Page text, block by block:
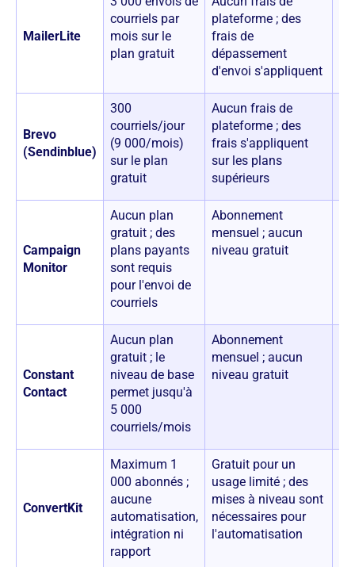
MailerLite
courriels par
mois sur le
plan gratuit
plateforme ; des
frais de
dépassement
d'envoi s'appliquent
Brevo
(Sendinblue)
300
courriels/jour
(9 000/mois)
sur le plan
gratuit
Aucun frais de
plateforme ; des
frais s'appliquent
sur les plans
supérieurs
Campaign
Monitor
Aucun plan
gratuit ; des
plans payants
sont requis
pour l'envoi de
courriels
Abonnement
mensuel ; aucun
niveau gratuit
Constant
Contact
Aucun plan
gratuit ; le
niveau de base
permet jusqu'à
5 000
courriels/mois
Abonnement
mensuel ; aucun
niveau gratuit
ConvertKit
Maximum 1
000 abonnés ;
aucune
automatisation,
intégration ni
rapport
Gratuit pour un
usage limité ; des
mises à niveau sont
nécessaires pour
l'automatisation